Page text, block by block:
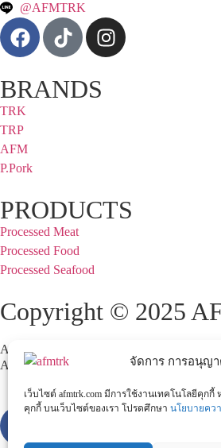
จัดการ การอนุญา
เว็บไซต์ afmtrk.com มีการใช้งานเทคโนโลยีคุก
คุกกี้ บนเว็บไซต์ของเรา โปรดศึกษา นโยบายคว
@AFMTRK
BRANDS
TRK
TRP
AFM
P.Pork
PRODUCTS
Processed Meat
Processed Food
Processed Seafood
Copyright © 2025
AFM BRAND
AFM ไส้กรอกชีสไส้ทะลัก